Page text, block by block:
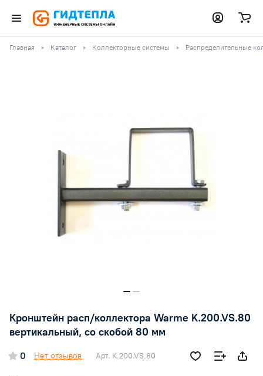
Главная Каталог Коллекторные системы Распределительные
Кронштейн расп/коллектора Warme K.200.VS.80
вертикальный, со скобой 80 мм
0 Нет отзывов Арт. K.200.VS.80